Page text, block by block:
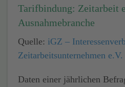
Tarifbindung: Zeitarbeit
Ausnahmebranche
Quelle: iGZ –
Zeitarbeitsunternehmen e.V.
Daten einer jährlichen